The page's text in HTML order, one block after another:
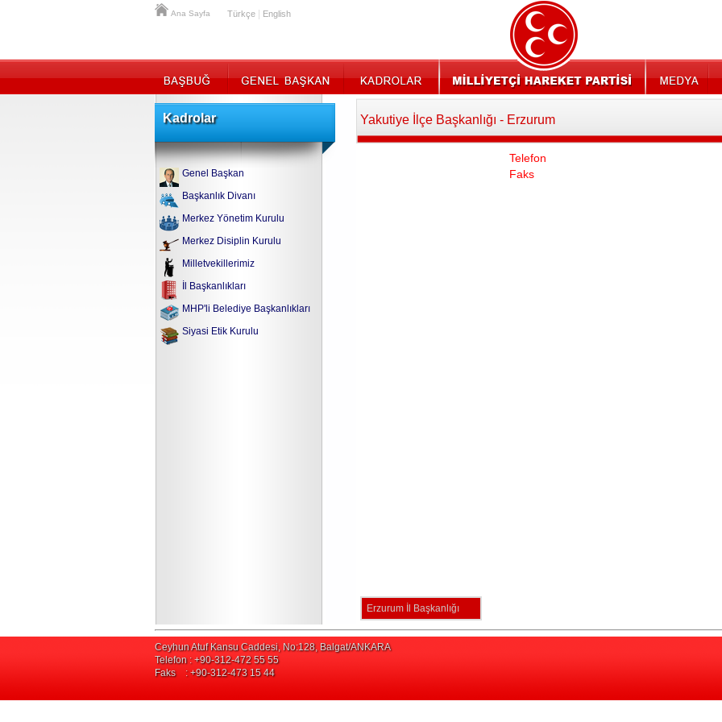
Ana Sayfa Türkçe English
Kadrolar
Genel Başkan
Başkanlık Divanı
Merkez Yönetim Kurulu
Merkez Disiplin Kurulu
Milletvekillerimiz
İl Başkanlıkları
MHP'li Belediye Başkanlıkları
Siyasi Etik Kurulu
Yakutiye İlçe Başkanlığı - Erzurum
Telefon
Faks
Erzurum İl Başkanlığı
Ceyhun Atuf Kansu Caddesi, No:128, Balgat/ANKARA
Telefon : +90-312-472 55 55
Faks : +90-312-473 15 44